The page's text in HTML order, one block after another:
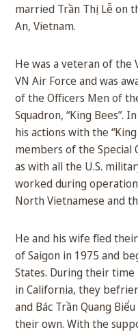
married Trần Thị Lễ on
An, Vietnam.
He was a veteran of the
VN Air Force and was
of the Officers Men of
Squadron, “King Bees”.
his actions with the
members of the Special
as with all the U.S.
worked during
North Vietnamese and
He and his wife fled
of Saigon in 1975 and
States. During their
in California, they
and Bác Trần Quang
their own. With the